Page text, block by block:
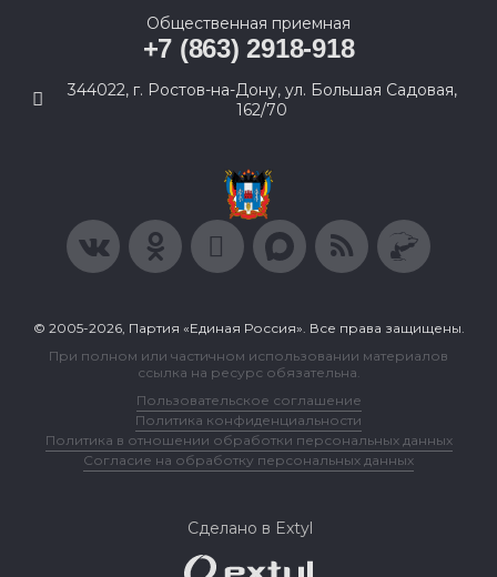
Общественная приемная
+7 (863) 2918-918
344022, г. Ростов-на-Дону, ул. Большая Садовая,
162/70
© 2005-2026, Партия «Единая Россия». Все права защищены.
При полном или частичном использовании материалов
ссылка на ресурс обязательна.
Пользовательское соглашение
Политика конфиденциальности
Политика в отношении обработки персональных данных
Согласие на обработку персональных данных
Сделано в Extyl